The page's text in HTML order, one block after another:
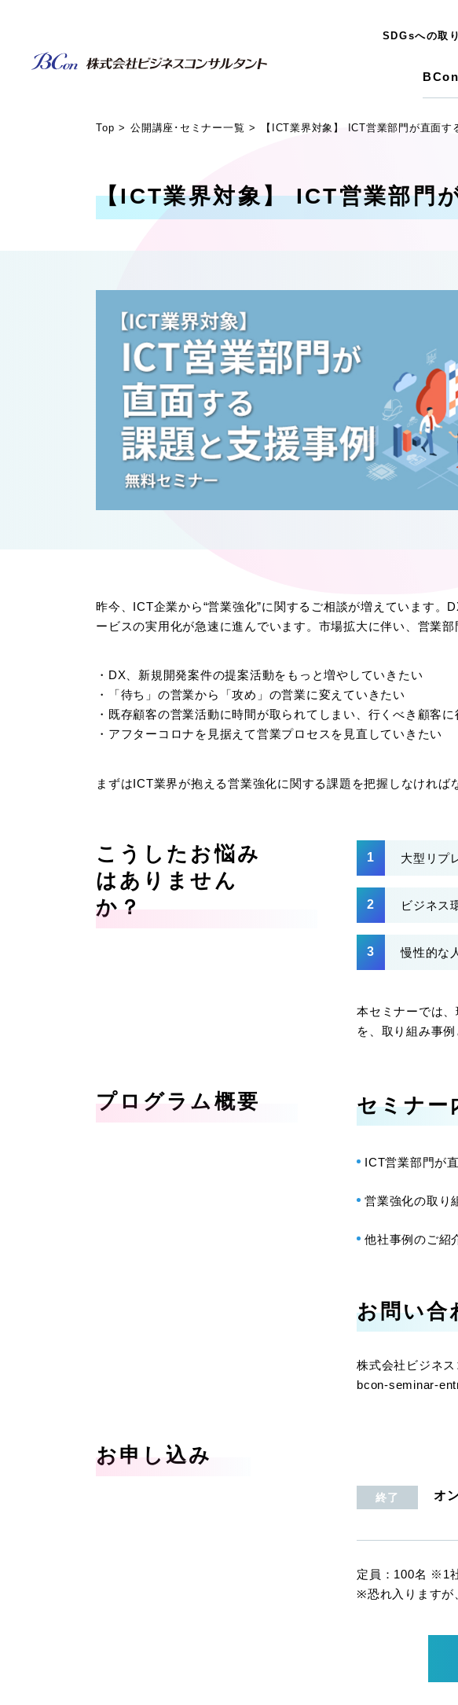
SDGsへの取
Top 公開講座･セミナー一覧 【ICT業界対象】 ICT営業部門が直面
【ICT業界対象】 ICT営業部門
昨今、ICT企業から“営業強化”に関するご相談が増えています
ービスの実用化が急速に進んでいます。市場拡大に伴い、営業
・DX、新規開発案件の提案活動をもっと増やしていきたい
・「待ち」の営業から「攻め」の営業に変えていきたい
・既存顧客の営業活動に時間が取られてしまい、行くべき顧客
・アフターコロナを見据えて営業プロセスを見直していきたい
まずはICT業界が抱える営業強化に関する課題を把握しなけれ
こうしたお悩み
はありません
か？
大型リプ
ビジネス
慢性的な
本セミナーでは
を、取り組み事
プログラム概要 セミナー
ICT営業部門が
営業強化の取り
他社事例のご紹
お問い合
株式会社ビジネ
bcon-seminar-
お申し込み
終了 オ
定員：100名 ※1
※恐れ入りますが